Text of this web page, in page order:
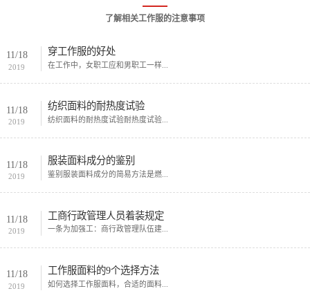
了解相关工作服的注意事项
11/18
2019
穿工作服的好处
在工作中，女职工应和男职工一样...
11/18
2019
纺织面料的耐热度试验
纺织面料的耐热度试验耐热度试验...
11/18
2019
服装面料成分的鉴别
鉴别服装面料成分的简易方法是燃...
11/18
2019
工商行政管理人员着装规定
一条为加强工：商行政管理队伍建...
11/18
2019
工作服面料的9个选择方法
如何选择工作服面料，合适的面料...